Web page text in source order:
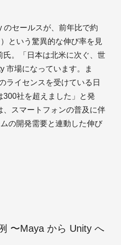
のセールスが、前年比で約
という驚異的な伸び率を見
氏。「日本は北米に次ぐ、世
市場になっています。ま
ライセンスを受けている日
300社を超えました」と発
、スマートフォンの普及に伴
の開発需要と連動した伸び
〜Maya から Unity へ